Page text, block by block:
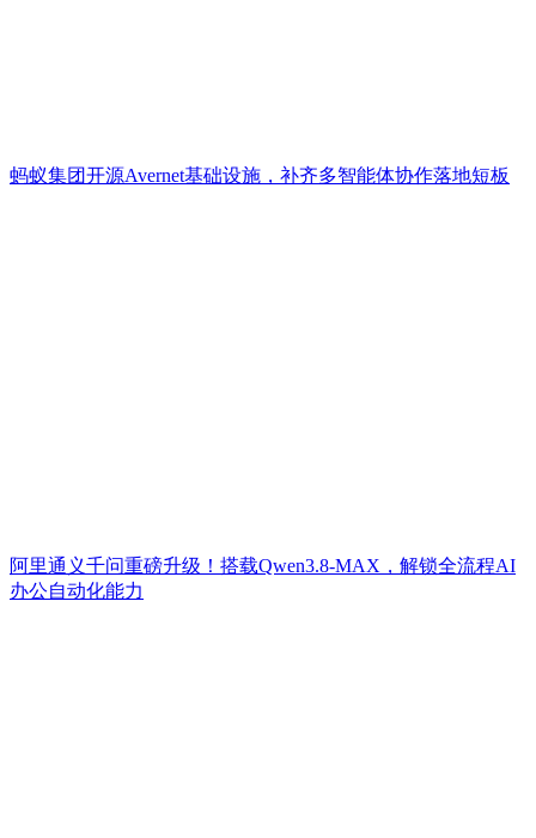
蚂蚁集团开源Avernet基础设施，补齐多智能体协作落地短板
阿里通义千问重磅升级！搭载Qwen3.8-MAX，解锁全流程AI
办公自动化能力